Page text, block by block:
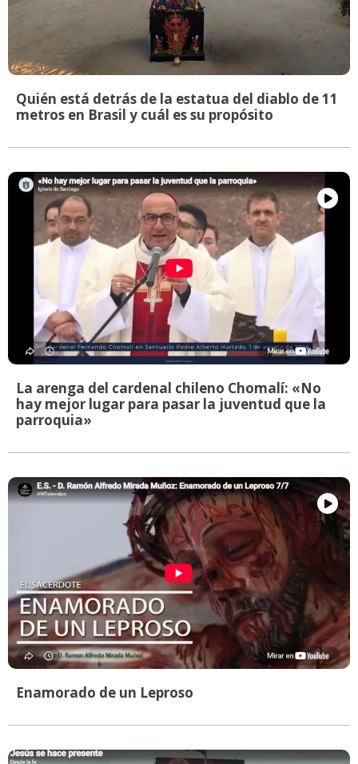
Quién está detrás de la estatua del diablo de 11
metros en Brasil y cuál es su propósito
La arenga del cardenal chileno Chomalí: «No
hay mejor lugar para pasar la juventud que la
parroquia»
Enamorado de un Leproso